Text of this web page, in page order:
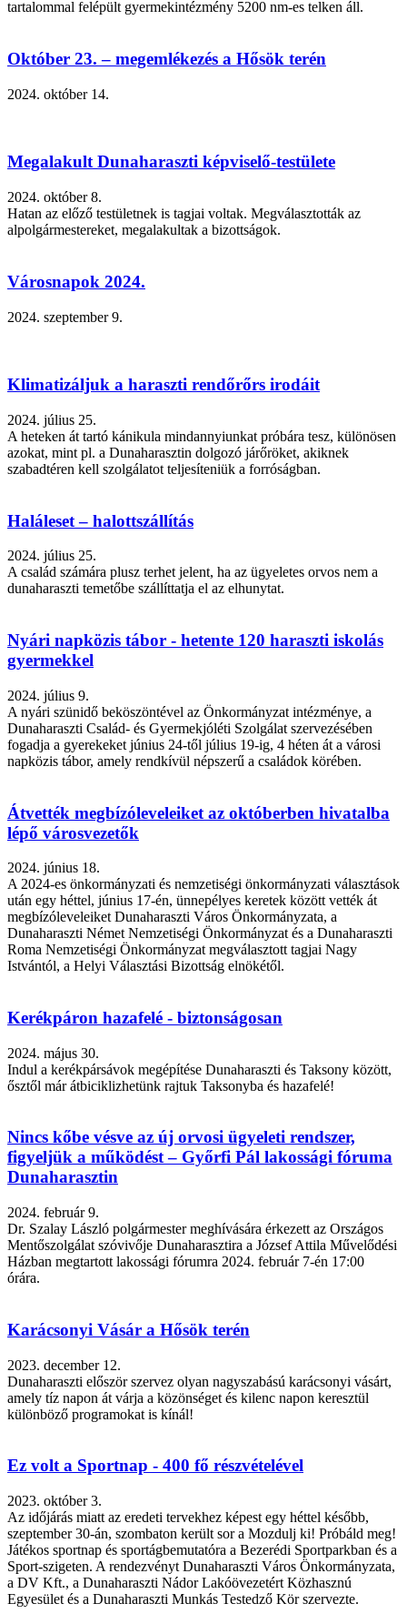
tartalommal felépült gyermekintézmény 5200 nm-es telken áll.
Október 23. – megemlékezés a Hősök terén
2024. október 14.
Megalakult Dunaharaszti képviselő-testülete
2024. október 8.
Hatan az előző testületnek is tagjai voltak. Megválasztották az
alpolgármestereket, megalakultak a bizottságok.
Városnapok 2024.
2024. szeptember 9.
Klimatizáljuk a haraszti rendőrőrs irodáit
2024. július 25.
A heteken át tartó kánikula mindannyiunkat próbára tesz, különösen
azokat, mint pl. a Dunaharasztin dolgozó járőröket, akiknek
szabadtéren kell szolgálatot teljesíteniük a forróságban.
Haláleset – halottszállítás
2024. július 25.
A család számára plusz terhet jelent, ha az ügyeletes orvos nem a
dunaharaszti temetőbe szállíttatja el az elhunytat.
Nyári napközis tábor - hetente 120 haraszti iskolás
gyermekkel
2024. július 9.
A nyári szünidő beköszöntével az Önkormányzat intézménye, a
Dunaharaszti Család- és Gyermekjóléti Szolgálat szervezésében
fogadja a gyerekeket június 24-től július 19-ig, 4 héten át a városi
napközis tábor, amely rendkívül népszerű a családok körében.
Átvették megbízóleveleiket az októberben hivatalba
lépő városvezetők
2024. június 18.
A 2024-es önkormányzati és nemzetiségi önkormányzati választások
után egy héttel, június 17-én, ünnepélyes keretek között vették át
megbízóleveleiket Dunaharaszti Város Önkormányzata, a
Dunaharaszti Német Nemzetiségi Önkormányzat és a Dunaharaszti
Roma Nemzetiségi Önkormányzat megválasztott tagjai Nagy
Istvántól, a Helyi Választási Bizottság elnökétől.
Kerékpáron hazafelé - biztonságosan
2024. május 30.
Indul a kerékpársávok megépítése Dunaharaszti és Taksony között,
ősztől már átbiciklizhetünk rajtuk Taksonyba és hazafelé!
Nincs kőbe vésve az új orvosi ügyeleti rendszer,
figyeljük a működést – Győrfi Pál lakossági fóruma
Dunaharasztin
2024. február 9.
Dr. Szalay László polgármester meghívására érkezett az Országos
Mentőszolgálat szóvivője Dunaharasztira a József Attila Művelődési
Házban megtartott lakossági fórumra 2024. február 7-én 17:00
órára.
Karácsonyi Vásár a Hősök terén
2023. december 12.
Dunaharaszti először szervez olyan nagyszabású karácsonyi vásárt,
amely tíz napon át várja a közönséget és kilenc napon keresztül
különböző programokat is kínál!
Ez volt a Sportnap - 400 fő részvételével
2023. október 3.
Az időjárás miatt az eredeti tervekhez képest egy héttel később,
szeptember 30-án, szombaton került sor a Mozdulj ki! Próbáld meg!
Játékos sportnap és sportágbemutatóra a Bezerédi Sportparkban és a
Sport-szigeten. A rendezvényt Dunaharaszti Város Önkormányzata,
a DV Kft., a Dunaharaszti Nádor Lakóövezetért Közhasznú
Egyesület és a Dunaharaszti Munkás Testedző Kör szervezte.